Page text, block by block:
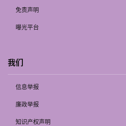
免责声明
曝光平台
我们
信息举报
廉政举报
知识产权声明